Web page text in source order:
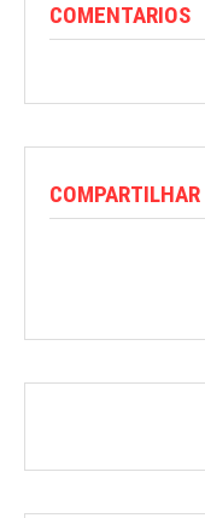
COMENTARIOS
COMPARTILHAR